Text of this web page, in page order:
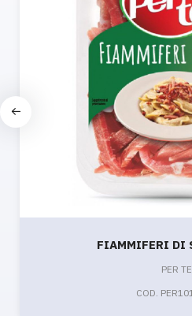
FIAMMIFERI DI
PER TE
COD.